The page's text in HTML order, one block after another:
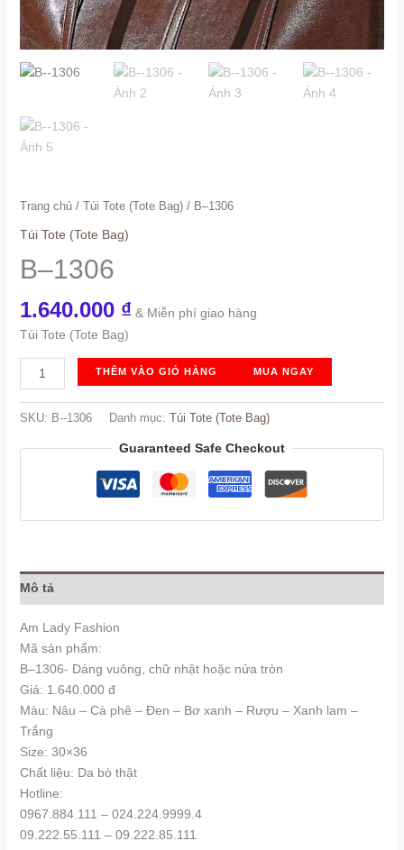
Trang chủ/ Túi Tote (Tote Bag)/ B–1306
Túi Tote (Tote Bag)
B–1306
1.640.000 ₫ & Miễn phí giao hàng
Túi Tote (Tote Bag)
-1306
THÊM VÀO GIỎ HÀNG MUA NGAY
SKU: B--1306 Danh mục: Túi Tote (Tote Bag)
Guaranteed Safe Checkout
Mô tả
Am Lady Fashion
Mã sản phẩm:
B–1306- Dáng vuông, chữ nhật hoặc nửa tròn
Giá: 1.640.000 đ
Màu: Nâu – Cà phê – Đen – Bơ xanh – Rượu – Xanh lam –
Trắng
Size: 30×36
Chất liệu: Da bò thật
Hotline:
0967.884.111 – 024.224.9999.4
09.222.55.111 – 09.222.85.111